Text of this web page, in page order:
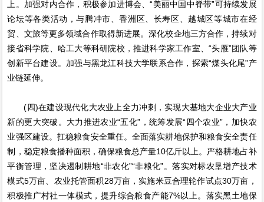
上。加强对内合作，积极参加进博会、“美丽中国中脊带”可持续发展
论坛等各类活动，与腾冲市、香洲区、长寿区、越城区等城市在经
贸、文旅等更多领域合作取得新进展。深化校企地三方合作，持续对
接省科学院、哈工大等科研院校，推进科学家工作室、“头雁”团队等
创新平台建设。加强与黑龙江科技大学联系合作，探索“煤头化尾”产
业链延伸。
(四)在建设现代化大农业上全力冲刺，实现大基地大企业大产业
新的更大突破。大力推进农业“五化”，统筹发展“四个农业”，加快农
业强区建设。扛稳粮食安全重任。全面落实耕地保护和粮食安全责任
制，稳定粮食播种面积，确保粮食总产量10亿斤以上。严格耕地占补
平衡管理，坚决遏制耕地“非农化”“非粮化”。落实对标农垦增产技术
模式5万亩、农业托管面积28万亩，实施米豆合理轮作试点30万亩，
积极推广村社一体模式，提升综合粮食产能7%以上。落实黑土地保